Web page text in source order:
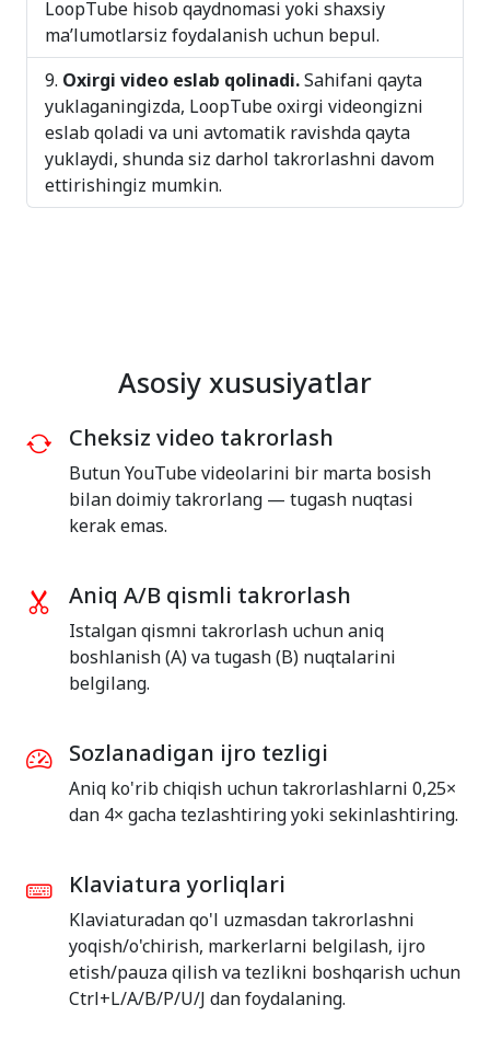
LoopTube hisob qaydnomasi yoki shaxsiy
maʼlumotlarsiz foydalanish uchun bepul.
Oxirgi video eslab qolinadi.Sahifani qayta
yuklaganingizda, LoopTube oxirgi videongizni
eslab qoladi va uni avtomatik ravishda qayta
yuklaydi, shunda siz darhol takrorlashni davom
ettirishingiz mumkin.
Asosiy xususiyatlar
Cheksiz video takrorlash
Butun YouTube videolarini bir marta bosish
bilan doimiy takrorlang — tugash nuqtasi
kerak emas.
Aniq A/B qismli takrorlash
Istalgan qismni takrorlash uchun aniq
boshlanish (A) va tugash (B) nuqtalarini
belgilang.
Sozlanadigan ijro tezligi
Aniq ko'rib chiqish uchun takrorlashlarni 0,25×
dan 4× gacha tezlashtiring yoki sekinlashtiring.
Klaviatura yorliqlari
Klaviaturadan qo'l uzmasdan takrorlashni
yoqish/o'chirish, markerlarni belgilash, ijro
etish/pauza qilish va tezlikni boshqarish uchun
Ctrl+L/A/B/P/U/J dan foydalaning.